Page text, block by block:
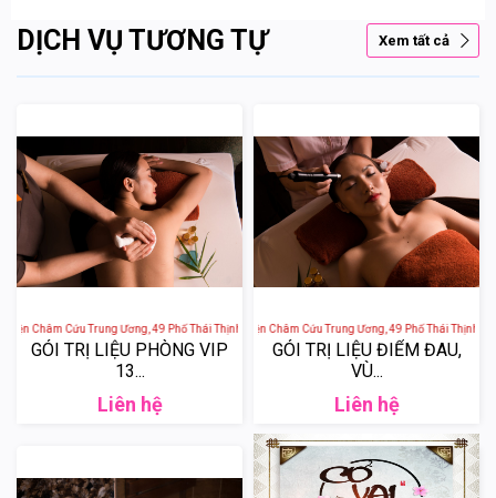
DỊCH VỤ TƯƠNG TỰ Xem tất cả
Viện Châm Cứu Trung Ương, 49 Phố Thái Thịnh, Thịnh Quang, Đống Đa, Hà Nội, Việt Nam
GÓI TRỊ LIỆU PHÒNG VIP
13...
Liên hệ
Sen Tài Thu - Bệnh Viện Châm Cứu Trung Ương, 49 Phố Thái Thịnh,
GÓI TRỊ LIỆU ĐIỂM ĐAU,
VÙ...
Liên hệ